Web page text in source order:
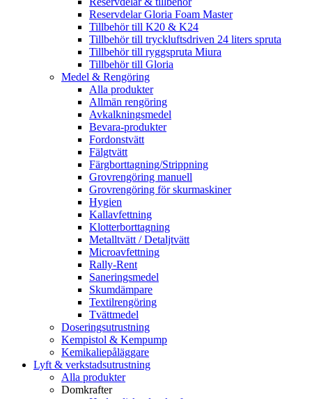
Reservdelar Gloria Foam Master
Tillbehör till K20 & K24
Tillbehör till tryckluftsdriven 24 liters spruta
Tillbehör till ryggspruta Miura
Tillbehör till Gloria
Medel & Rengöring
Alla produkter
Allmän rengöring
Avkalkningsmedel
Bevara-produkter
Fordonstvätt
Fälgtvätt
Färgborttagning/Strippning
Grovrengöring manuell
Grovrengöring för skurmaskiner
Hygien
Kallavfettning
Klotterborttagning
Metalltvätt / Detaljtvätt
Microavfettning
Rally-Rent
Saneringsmedel
Skumdämpare
Textilrengöring
Tvättmedel
Doseringsutrustning
Kempistol & Kempump
Kemikaliepåläggare
Lyft & verkstadsutrustning
Alla produkter
Domkrafter